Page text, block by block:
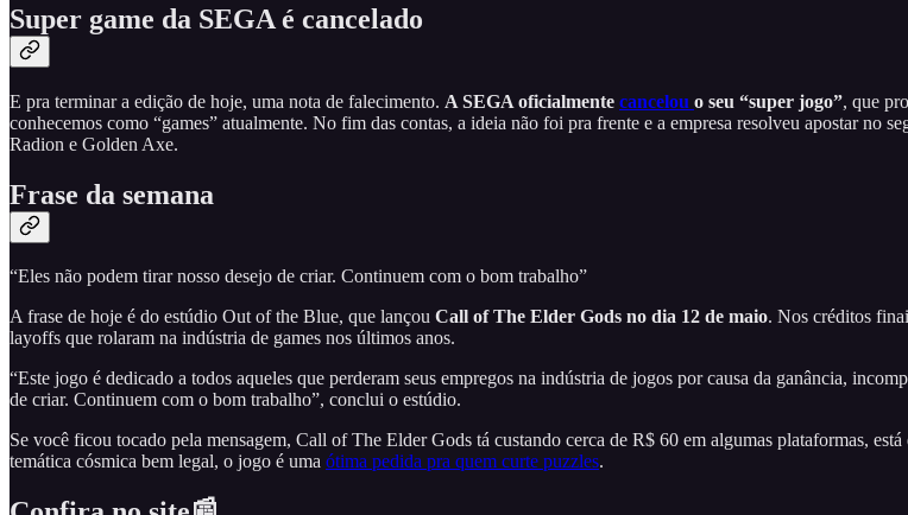
Super game da SEGA é cancelado
E pra terminar a edição de hoje, uma nota de falecimento. A SEGA oficialmente cancelou o seu “super jogo”, que
conhecemos como “games” atualmente. No fim das contas, a ideia não foi pra frente e a empresa resolveu apostar no
Radion e Golden Axe.
Frase da semana
“Eles não podem tirar nosso desejo de criar. Continuem com o bom trabalho”
A frase de hoje é do estúdio Out of the Blue, que lançou Call of The Elder Gods no dia 12 de maio. Nos créditos
layoffs que rolaram na indústria de games nos últimos anos.
“Este jogo é dedicado a todos aqueles que perderam seus empregos na indústria de jogos por causa da ganância,
de criar. Continuem com o bom trabalho”, conclui o estúdio.
Se você ficou tocado pela mensagem, Call of The Elder Gods tá custando cerca de R$ 60 em algumas plataformas,
temática cósmica bem legal, o jogo é uma ótima pedida pra quem curte puzzles.